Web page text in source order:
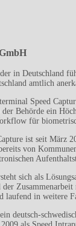
in Deutschland
amtlich
Speed
Behörde ein
für
ist seit
von
sich als
Zusammenarbeit
in weitere
deutsch-